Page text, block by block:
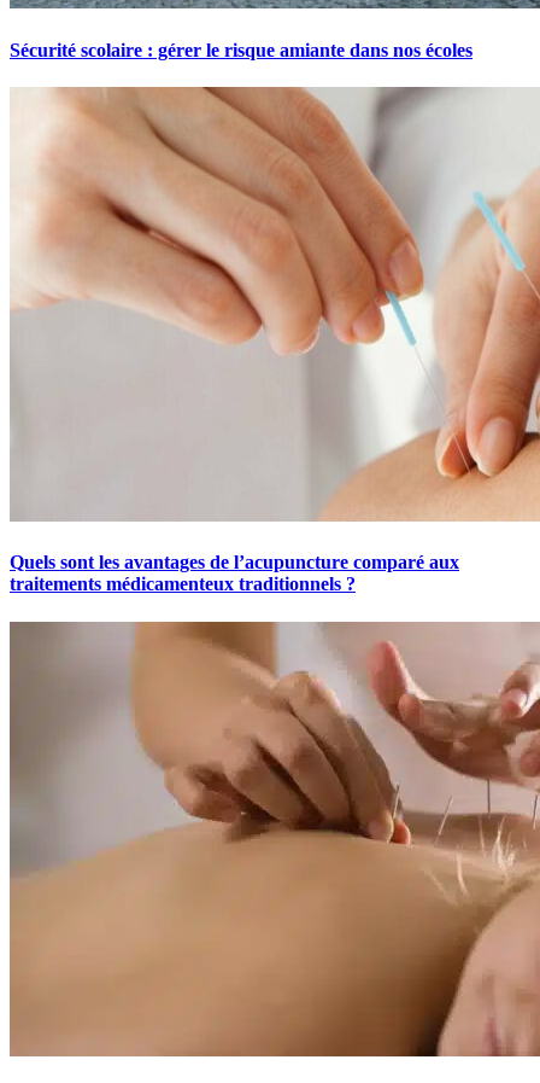
Sécurité scolaire : gérer le risque amiante dans nos écoles
Quels sont les avantages de l’acupuncture comparé aux
traitements médicamenteux traditionnels ?